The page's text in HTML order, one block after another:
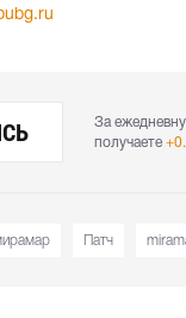
За
получаете
Патч